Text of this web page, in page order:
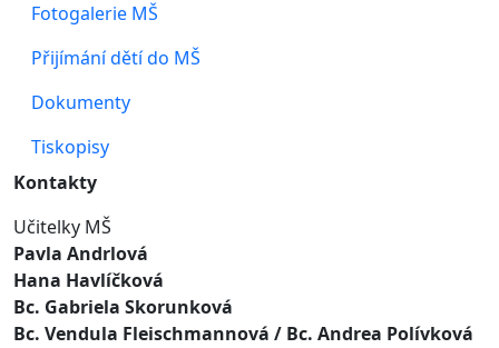
Fotogalerie MŠ
Přijímání dětí do MŠ
Dokumenty
Tiskopisy
Kontakty
Učitelky MŠ
Pavla Andrlová
Hana Havlíčková
Bc. Gabriela Skorunková
Bc. Vendula Fleischmannová / Bc. Andrea Polívková